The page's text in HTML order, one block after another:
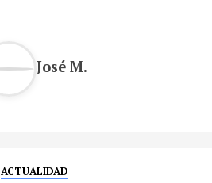
José M.
ACTUALIDAD